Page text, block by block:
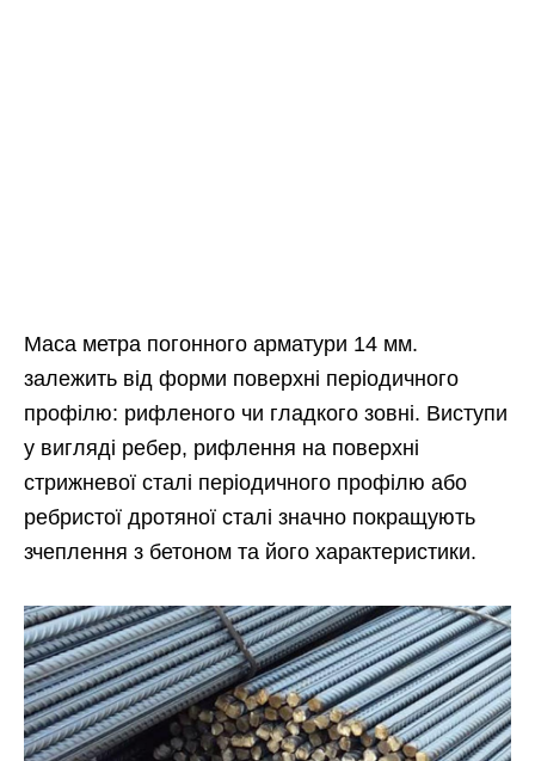
Маса метра погонного арматури 14 мм.
залежить від форми поверхні періодичного
профілю: рифленого чи гладкого зовні. Виступи
у вигляді ребер, рифлення на поверхні
стрижневої сталі періодичного профілю або
ребристої дротяної сталі значно покращують
зчеплення з бетоном та його характеристики.